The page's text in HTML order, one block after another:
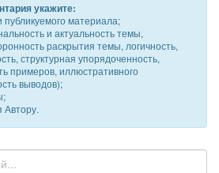
укажите:
публикуемого материала;
и актуальность темы,
раскрытия темы, логичность,
структурная упорядоченность,
примеров, иллюстративного
выводов);
Автору.